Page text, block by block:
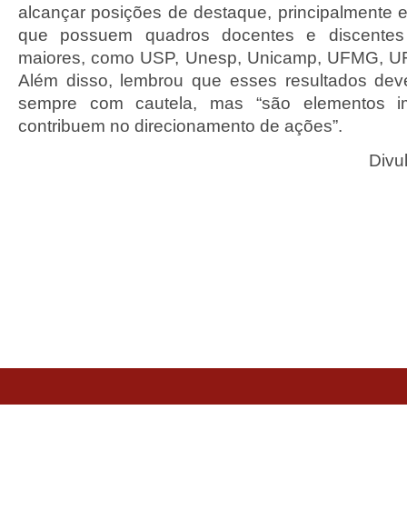
alcançar posições de destaque, principalmente
que possuem quadros docentes e discentes
maiores, como USP, Unesp, Unicamp, UFMG,
Além disso, lembrou que esses resultados
sempre com cautela, mas “são elementos
contribuem no direcionamento de ações”.